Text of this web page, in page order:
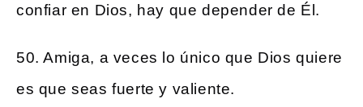
confiar en Dios, hay que depender de Él.
50. Amiga, a veces lo único que Dios quiere
es que seas fuerte y valiente.